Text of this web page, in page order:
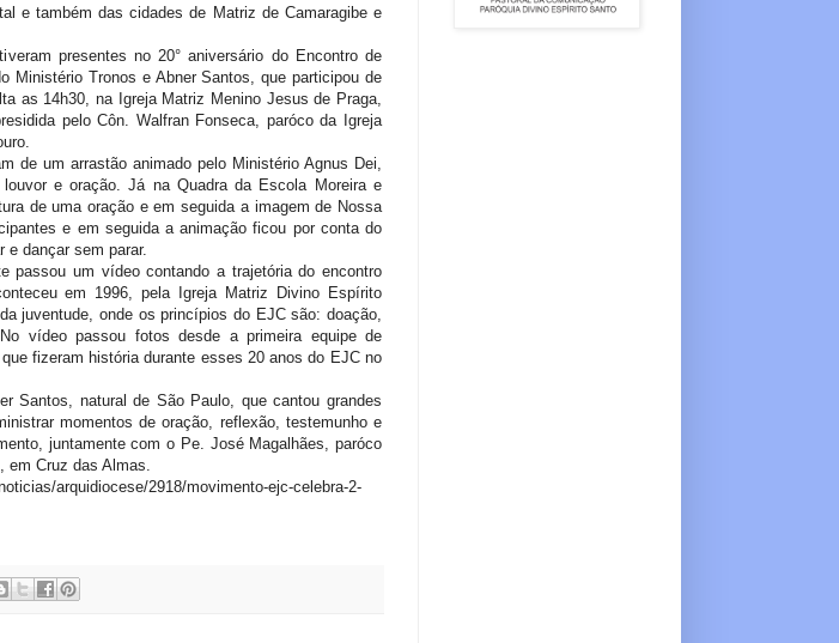
e também das cidades de Matriz de Camaragibe e
presentes no 20° aniversário do Encontro de
Ministério Tronos e Abner Santos, que participou de
as 14h30, na Igreja Matriz Menino Jesus de Praga,
pelo Côn. Walfran Fonseca, paróco da Igreja
de um arrastão animado pelo Ministério Agnus Dei,
e oração. Já na Quadra da Escola Moreira e
de uma oração e em seguida a imagem de Nossa
e em seguida a animação ficou por conta do
e dançar sem parar.
passou um vídeo contando a trajetória do encontro
em 1996, pela Igreja Matriz Divino Espírito
juventude, onde os princípios do EJC são: doação,
vídeo passou fotos desde a primeira equipe de
fizeram história durante esses 20 anos do EJC no
Santos, natural de São Paulo, que cantou grandes
momentos de oração, reflexão, testemunho e
juntamente com o Pe. José Magalhães, paróco
em Cruz das Almas.
arquidiocese/2918/movimento-ejc-celebra-2-